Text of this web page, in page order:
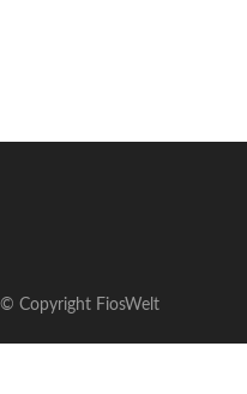
© Copyright FiosWelt